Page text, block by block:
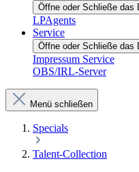
Öffne oder Schließe das
LPAgents
Service
Öffne oder Schließe das
Impressum Service
OBS/IRL-Server
Menü schließen
Specials
Talent-Collection